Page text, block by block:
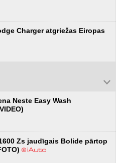
Charger atgriežas Eiropas
Neste Easy Wash
Zs jaudīgais Bolide pārtop